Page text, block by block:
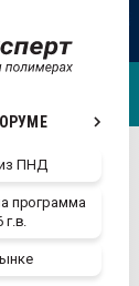
ПНД
программа
г.в.